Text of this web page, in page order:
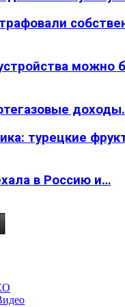
можно
турецкие
в Россию и…